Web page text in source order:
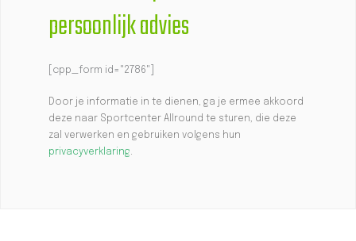
persoonlijk advies
[cpp_form id="2786"]
Door je informatie in te dienen, ga je ermee akkoord
deze naar Sportcenter Allround te sturen, die deze
zal verwerken en gebruiken volgens hun
privacyverklaring.